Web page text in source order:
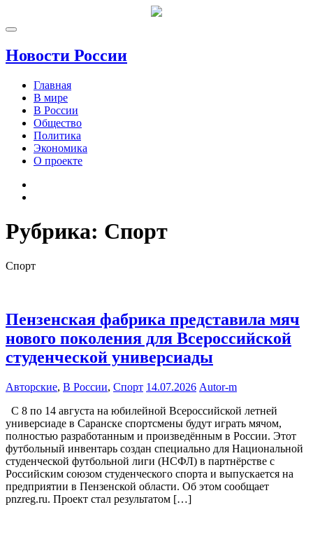
Новости России
Главная
В мире
В России
Общество
Политика
Экономика
О проекте
Рубрика: Спорт
Спорт
Пензенская фабрика представила мяч
нового поколения для Всероссийской
студенческой универсиады
Авторские, В России, Спорт 14.07.2026 Autor-m
С 8 по 14 августа на юбилейной Всероссийской летней
универсиаде в Саранске спортсмены будут играть мячом,
полностью разработанным и произведённым в России. Этот
футбольный инвентарь создан специально для Национальной
студенческой футбольной лиги (НСФЛ) в партнёрстве с
Российским союзом студенческого спорта и выпускается на
предприятии в Пензенской области. Об этом сообщает
pnzreg.ru. Проект стал результатом […]